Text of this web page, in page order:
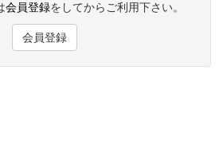
会員登録をしてからご利用下さい。
会員登録